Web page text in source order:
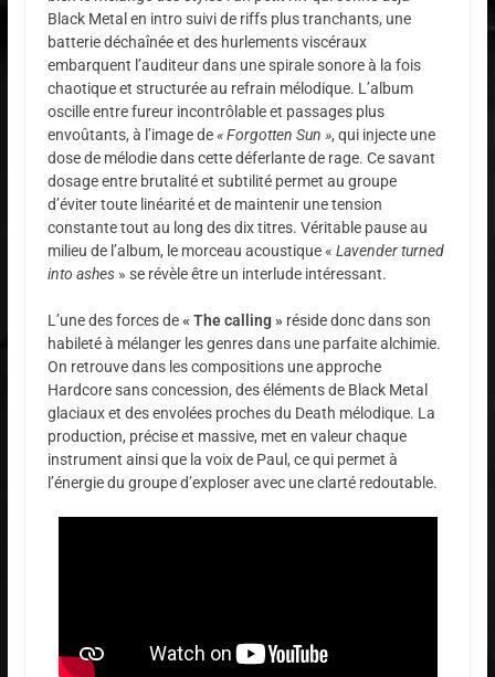
Black Metal en intro suivi de riffs plus tranchants, une
batterie déchaînée et des hurlements viscéraux
embarquent l’auditeur dans une spirale sonore à la fois
chaotique et structurée au refrain mélodique. L’album
oscille entre fureur incontrôlable et passages plus
envoûtants, à l’image de« Forgotten Sun », qui injecte une
dose de mélodie dans cette déferlante de rage. Ce savant
dosage entre brutalité et subtilité permet au groupe
d’éviter toute linéarité et de maintenir une tension
constante tout au long des dix titres. Véritable pause au
milieu de l’album, le morceau acoustique « Lavender turned
into ashes» se révèle être un interlude intéressant.
L’une des forces de« The calling »réside donc dans son
habileté à mélanger les genres dans une parfaite alchimie.
On retrouve dans les compositions une approche
Hardcore sans concession, des éléments de Black Metal
glaciaux et des envolées proches du Death mélodique. La
production, précise et massive, met en valeur chaque
instrument ainsi que la voix de Paul, ce qui permet à
l’énergie du groupe d’exploser avec une clarté redoutable.